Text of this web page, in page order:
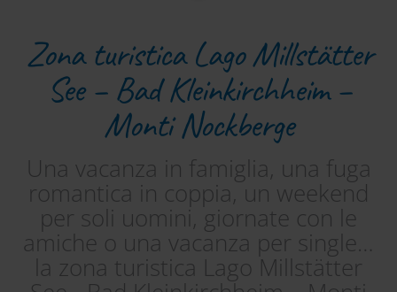
Zona turistica Lago Millstätter
See – Bad Kleinkirchheim –
Monti Nockberge
Una vacanza in famiglia, una fuga
romantica in coppia, un weekend
per soli uomini, giornate con le
amiche o una vacanza per single…
la zona turistica Lago Millstätter